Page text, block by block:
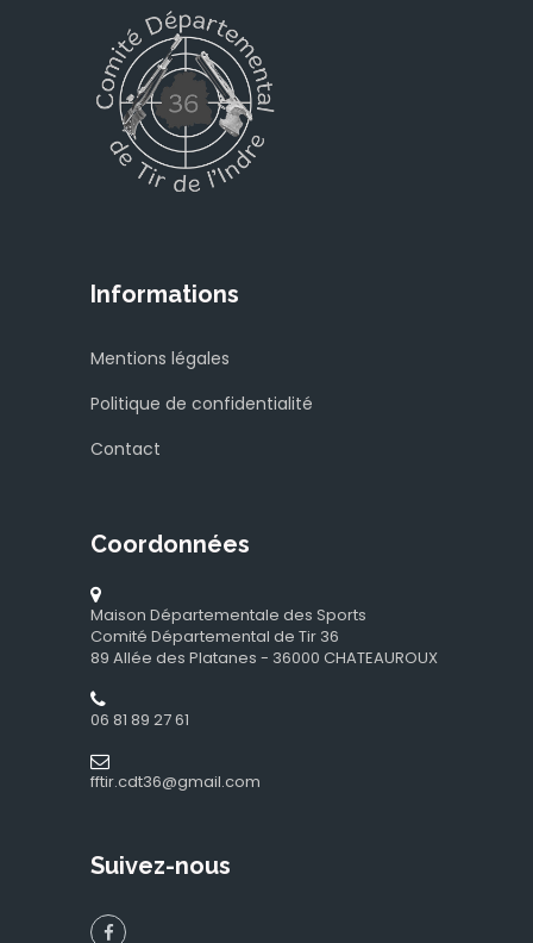
Informations
Mentions légales
Politique de confidentialité
Contact
Coordonnées
Maison Départementale des Sports
Comité Départemental de Tir 36
89 Allée des Platanes - 36000 CHATEAUROUX
06 81 89 27 61
fftir.cdt36@gmail.com
Suivez-nous